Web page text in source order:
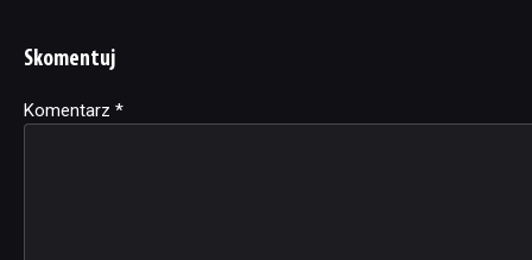
Skomentuj
Komentarz *
Alternative: